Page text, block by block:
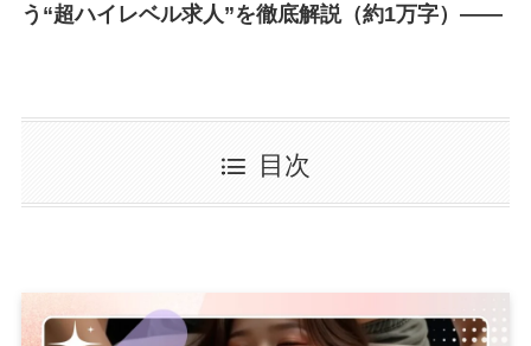
う“超ハイレベル求人”を徹底解説（約1万字）――
目次